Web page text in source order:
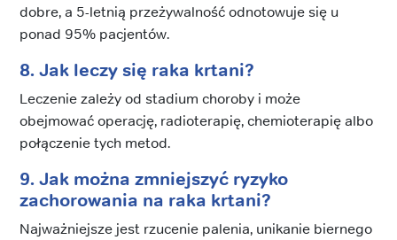
dobre, a 5-letnią przeżywalność odnotowuje się u
ponad 95% pacjentów.
8. Jak leczy się raka krtani?
Leczenie zależy od stadium choroby i może
obejmować operację, radioterapię, chemioterapię albo
połączenie tych metod.
9. Jak można zmniejszyć ryzyko
zachorowania na raka krtani?
Najważniejsze jest rzucenie palenia, unikanie biernego